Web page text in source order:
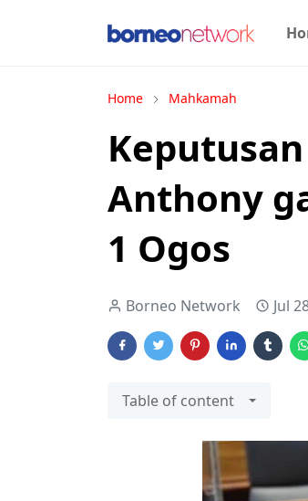
Home Mahkamah
Anthony
1 Ogos
Borneo Network Jul
Table of content